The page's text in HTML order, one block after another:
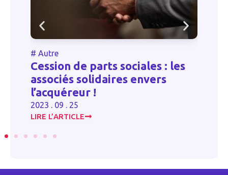
# Autre
Cession de parts sociales : les
associés solidaires envers
l’acquéreur !
2023 . 09 . 25
LIRE L’ARTICLE